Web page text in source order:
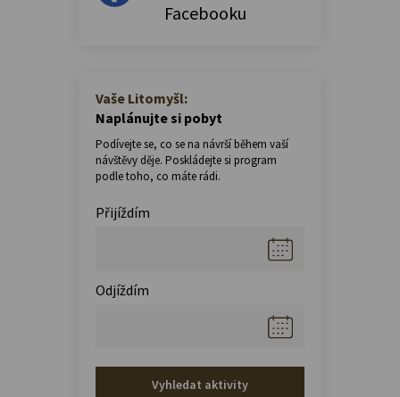
Facebooku
Vaše Litomyšl:
Naplánujte si pobyt
Podívejte se, co se na návrší během vaší
návštěvy děje. Poskládejte si program
podle toho, co máte rádi.
Přijíždím
Odjíždím
Vyhledat aktivity